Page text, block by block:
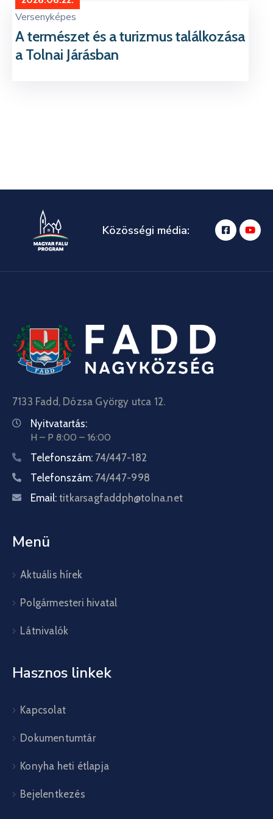
Kapcsolat
Versenyképes
A természet és a turizmus találkozása
a Tolnai Járásban
Közösségi média:
7133 Fadd, Dózsa György utca 12.
Nyitvatartás:
H – P 8:00 – 16:00
Telefonszám: 74/447-182
Telefonszám: 74/447-998
Email: titkarsagfaddph@tolna.net
Menü
Aktuális hírek
Polgármesteri hivatal
Látnivalók
Hasznos linkek
Kapcsolat
Dokumentumtár
Konyha heti étlapja
Bejelentkezés